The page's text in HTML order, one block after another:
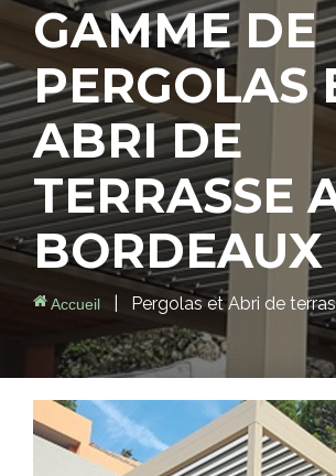
GAMME DE
PERGOLAS
ABRI DE
TERRASSE
BORDEAUX
Accueil Pergolas et Abri de